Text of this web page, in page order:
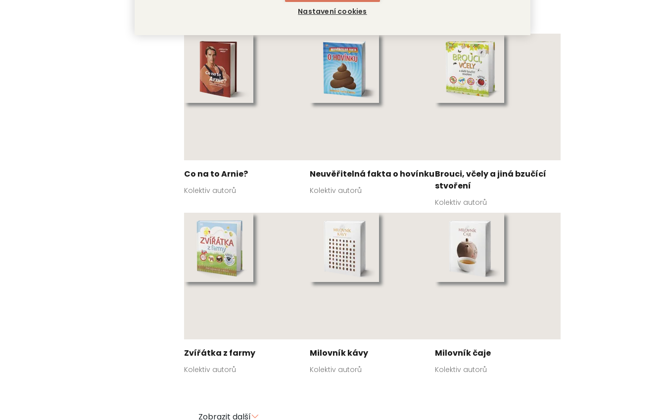
Nastavení cookies
Ledové království II.
Co na to Arnie?
Kolektiv autorů
Neuvěřitelná fakta o hovínku
Kolektiv autorů
Brouci, včely a jiná bzučící
stvoření
Kolektiv autorů
Zvířátka z farmy
Kolektiv autorů
Milovník kávy
Kolektiv autorů
Milovník čaje
Kolektiv autorů
Zobrazit další